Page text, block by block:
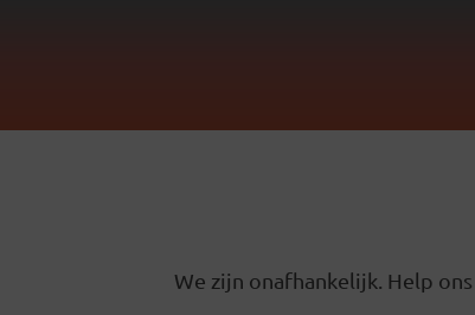
We zijn onafhankelijk. Help